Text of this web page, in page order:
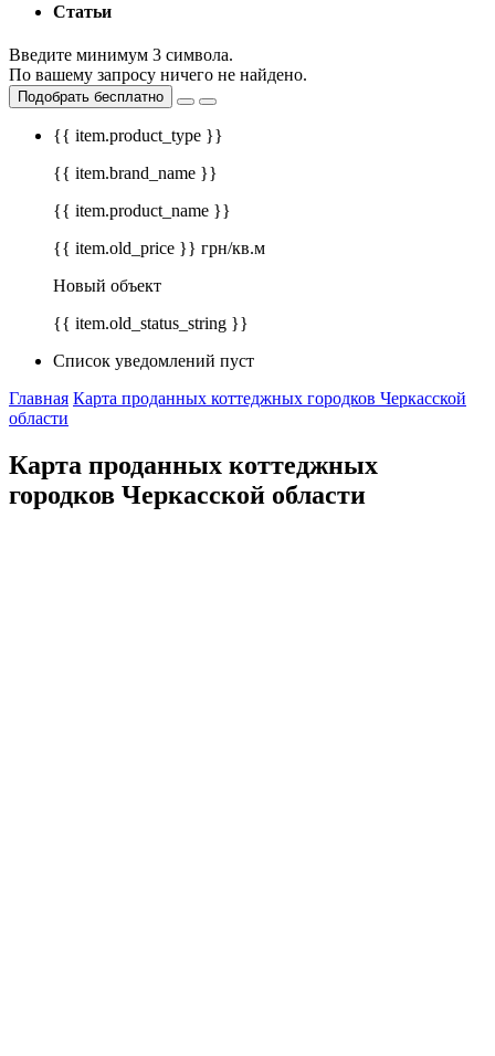
Статьи
Введите минимум 3 символа.
По вашему запросу ничего не найдено.
Подобрать бесплатно
{{ item.product_type }}
{{ item.brand_name }}
{{ item.product_name }}
{{ item.old_price }} грн/кв.м
Новый объект
{{ item.old_status_string }}
Список уведомлений пуст
Главная Карта проданных коттеджных городков Черкасской
области
Карта проданных коттеджных
городков Черкасской области